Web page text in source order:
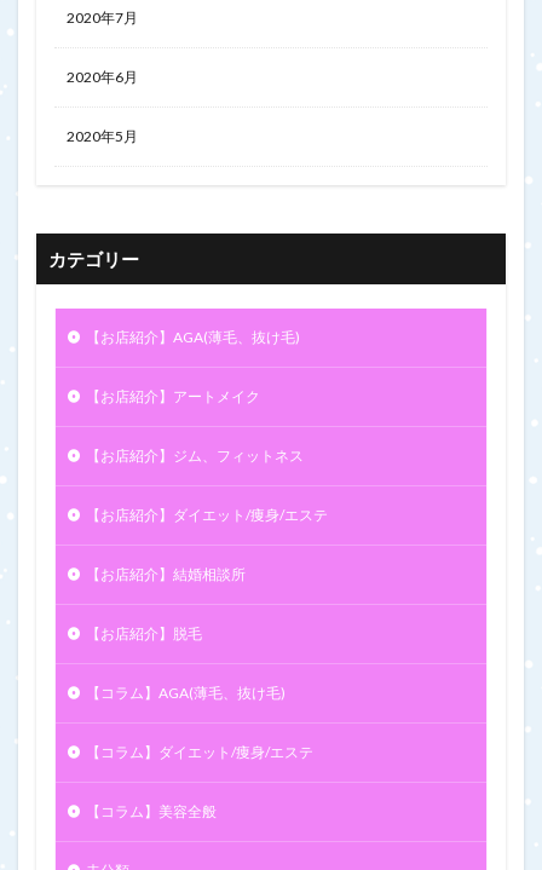
2020年7月
2020年6月
2020年5月
カテゴリー
【お店紹介】AGA(薄毛、抜け毛)
【お店紹介】アートメイク
【お店紹介】ジム、フィットネス
【お店紹介】ダイエット/痩身/エステ
【お店紹介】結婚相談所
【お店紹介】脱毛
【コラム】AGA(薄毛、抜け毛)
【コラム】ダイエット/痩身/エステ
【コラム】美容全般